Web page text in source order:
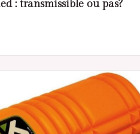
: transmissible ou pas?